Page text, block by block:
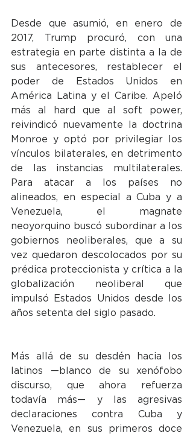
Desde que asumió, en enero de
2017, Trump procuró, con una
estrategia en parte distinta a la de
sus antecesores, restablecer el
poder de Estados Unidos en
América Latina y el Caribe. Apeló
más al hard que al soft power,
reivindicó nuevamente la doctrina
Monroe y optó por privilegiar los
vínculos bilaterales, en detrimento
de las instancias multilaterales.
Para atacar a los países no
alineados, en especial a Cuba y a
Venezuela, el magnate
neoyorquino buscó subordinar a los
gobiernos neoliberales, que a su
vez quedaron descolocados por su
prédica proteccionista y crítica a la
globalización neoliberal que
impulsó Estados Unidos desde los
años setenta del siglo pasado.
Más allá de su desdén hacia los
latinos —blanco de su xenófobo
discurso, que ahora refuerza
todavía más— y las agresivas
declaraciones contra Cuba y
Venezuela, en sus primeros doce